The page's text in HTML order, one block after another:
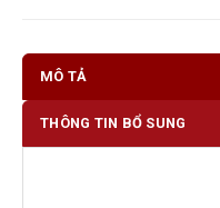
MÔ TẢ
THÔNG TIN BỔ SUNG